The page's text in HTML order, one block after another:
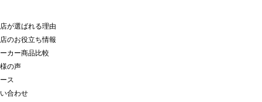
が選ばれる理由
のお役立ち情報
カー商品比較
の声
ス
合わせ